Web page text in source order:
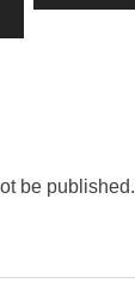
be published.